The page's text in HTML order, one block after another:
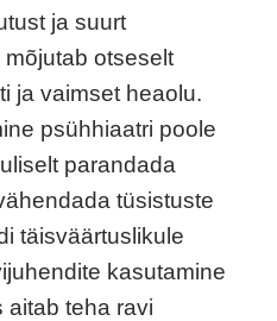
ja suurt
otseselt
ja vaimset heaolu.
psühhiaatri poole
parandada
tüsistuste
täisväärtuslikule
kasutamine
aitab teha ravi